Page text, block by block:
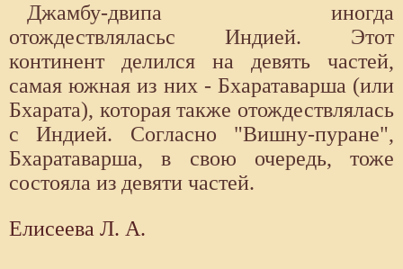
Джамбу-двипа иногда
отождествляласьс Индией. Этот
континент делился на девять частей,
самая южная из них - Бхаратаварша (или
Бхарата), которая также отождествлялась
с Индией. Согласно "Вишну-пуране",
Бхаратаварша, в свою очередь, тоже
состояла из девяти частей.
Елисеева Л. А.